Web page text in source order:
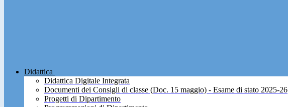
Didattica
Didattica Digitale Integrata
Documenti dei Consigli di classe (Doc. 15 maggio) - Esame di stato 2025-26
Progetti di Dipartimento